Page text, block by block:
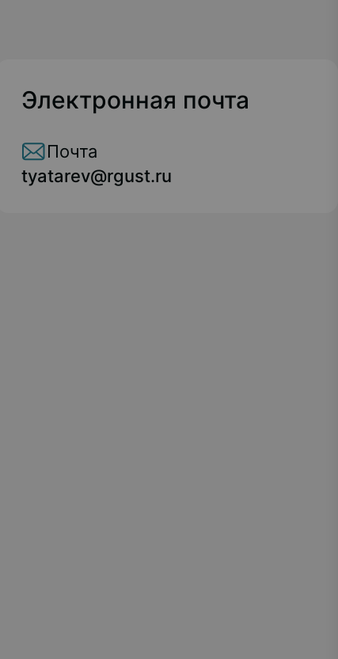
Электронная почта
Почта
tyatarev@rgust.ru